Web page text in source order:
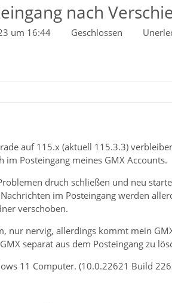
nach
um 16:44 Geschlossen
auf 115.x (aktuell 115.3.3)
Posteingang meines GMX Accounts.
druch schließen und neu
im Posteingang werden
verschoben.
nur nervig, allerdings kommt mein
separat aus dem Posteingang zu
11 Computer. (10.0.22621 Build